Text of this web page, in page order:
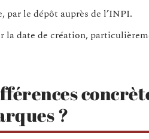
par le dépôt auprès de l’INPI.
la date de création,
?